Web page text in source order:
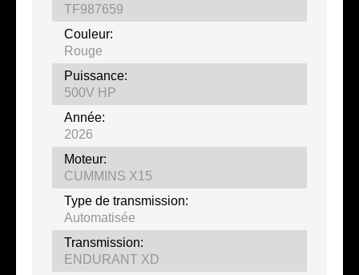
TF987659
Couleur:
Rouge
Puissance:
500V HP
Année:
2026
Moteur:
CUMMINS X15
Type de transmission:
Automatisée
Transmission:
ENDURANT XD